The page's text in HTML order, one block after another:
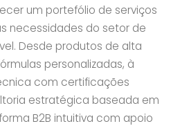
um portefólio de serviços
necessidades do setor de
Desde produtos de alta
personalizadas, à
com certificações
estratégica baseada em
B2B intuitiva com apoio